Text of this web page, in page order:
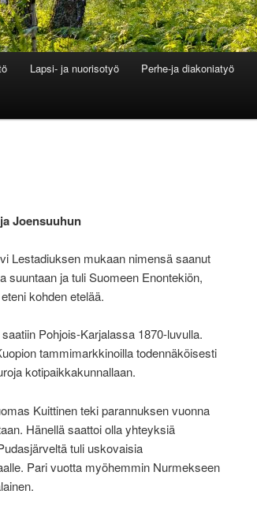
Lapsi- ja nuorisotyö Perhe-ja diakoniatyö
Joensuuhun
Lestadiuksen mukaan nimensä saanut
suuntaan ja tuli Suomeen Enontekiön,
kohden etelää.
Pohjois-Karjalassa 1870-luvulla.
tammimarkkinoilla todennäköisesti
kotipaikkakunnallaan.
Kuittinen teki parannuksen vuonna
Hänellä saattoi olla yhteyksiä
tuli uskovaisia
Pari vuotta myöhemmin Nurmekseen